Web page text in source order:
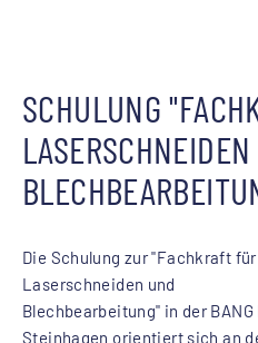
SCHULUNG
Die Schulung zur "Fachkraft für
Laserschneiden und
Blechbearbeitung" in der
Steinhagen orientiert sich an